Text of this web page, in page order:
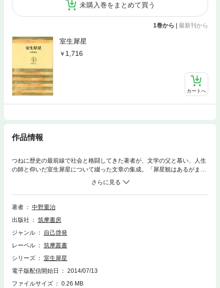
未購入巻をまとめて買う
1巻から | 最新刊から
室生犀星
1,716
カートへ
作品情報
つねに歴史の最前線で社会と格闘してきた著者が、文学の父と慕い、人生
の師と仰いだ室生犀星について綴った文章の集成。「犀星観はあるがまま
の、あつたがままの犀星に即しなければならない」。四十年におよぶ親交
に裏打ちされたその語り口が、人生的でありながら幻想的で唯美的、天衣
無縫な前人未到の境地に達しえた文学者の生涯と人物像をあざやかに描き
だす。
著者
中野重治
出版社
筑摩書房
ジャンル
自己啓発
レーベル
筑摩叢書
シリーズ
室生犀星
電子版配信開始日
2014/07/13
ファイルサイズ
0.26 MB